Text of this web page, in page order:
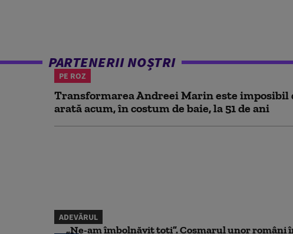
PARTENERII NOȘTRI
PE ROZ
Transformarea Andreei Marin este imposibil
arată acum, în costum de baie, la 51 de ani
ADEVĂRUL
„Ne-am îmbolnăvit toți”. Coșmarul unor români